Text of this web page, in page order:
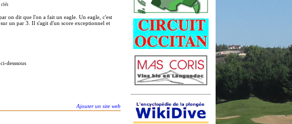
clés
on dit que l'on a fait un eagle. Un eagle, c'est
un par 3. Il s'agit d'un score exceptionnel et
desssous
Ajouter un site web